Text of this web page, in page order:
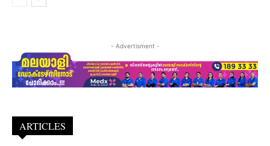
- Advertisment -
ARTICLES